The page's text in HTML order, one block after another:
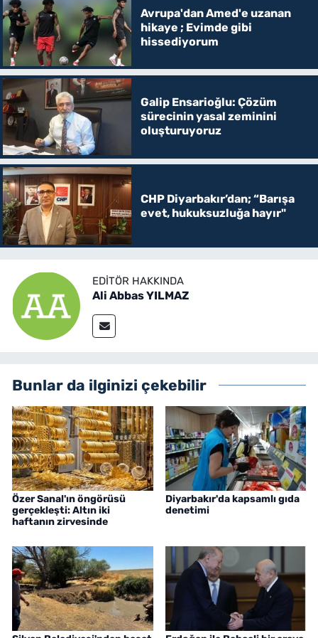
Avrupa'dan Amed'e uzanan
hikaye ; Evimde gibi
hissediyorum
Galip Ensarioğlu: Çözüm
sürecinin yasal zeminini
oluşturuyoruz
CHP Diyarbakır’dan; “Barışa
evet, hukuksuzluğa hayır"
EDITÖR HAKKINDA
Ali Abbas YILMAZ
Bunlar da ilginizi çekebilir
Özer Sanal'ın öngörüsü
gerçekleşti: Altın iki
haftanın zirvesinde
Diyarbakır'da kapsamlı gıda
denetimi